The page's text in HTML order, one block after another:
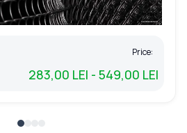
Price:
283,00 LEI - 549,00 LEI